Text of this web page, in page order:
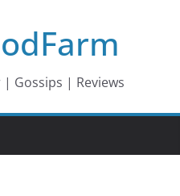
| Gossips | Reviews